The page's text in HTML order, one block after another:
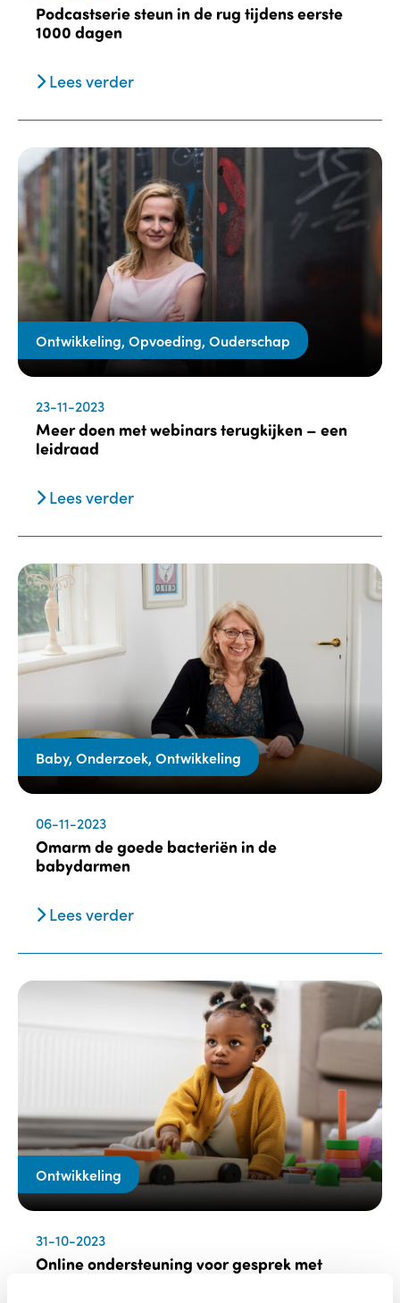
Podcastserie steun in de rug tijdens eerste
1000 dagen
Lees verder
Ontwikkeling, Opvoeding, Ouderschap
23-11-2023
Meer doen met webinars terugkijken – een
leidraad
Lees verder
Baby, Onderzoek, Ontwikkeling
06-11-2023
Omarm de goede bacteriën in de
babydarmen
Lees verder
Ontwikkeling
31-10-2023
Online ondersteuning voor gesprek met